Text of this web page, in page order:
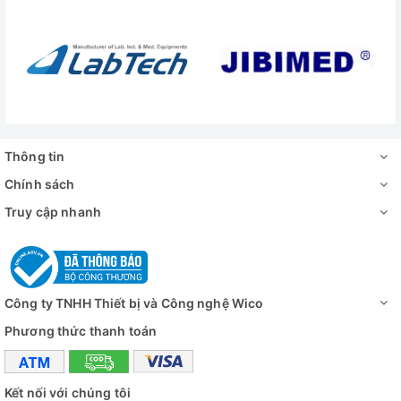
Ống kính
phóng đại
làm việc
Trường thị giác
Đánh giá
Thông tin
Chính sách
Truy cập nhanh
Công ty TNHH Thiết bị và Công nghệ Wico
Phương thức thanh toán
Kết nối với chúng tôi